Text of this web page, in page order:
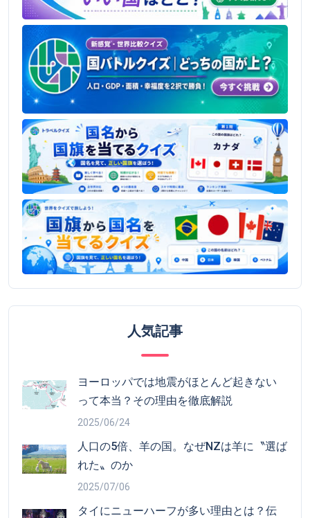
人気記事
ヨーロッパでは地震がほとんど起きない
って本当？その理由を徹底解説
2025/06/24
人口の5倍、羊の国。なぜNZは羊に〝選ば
れた〟のか
2025/07/06
タイにニューハーフが多い理由とは？伝